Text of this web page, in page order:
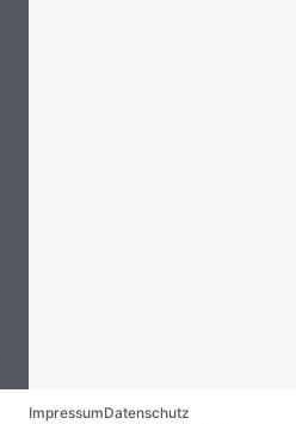
ImpressumDatenschutz